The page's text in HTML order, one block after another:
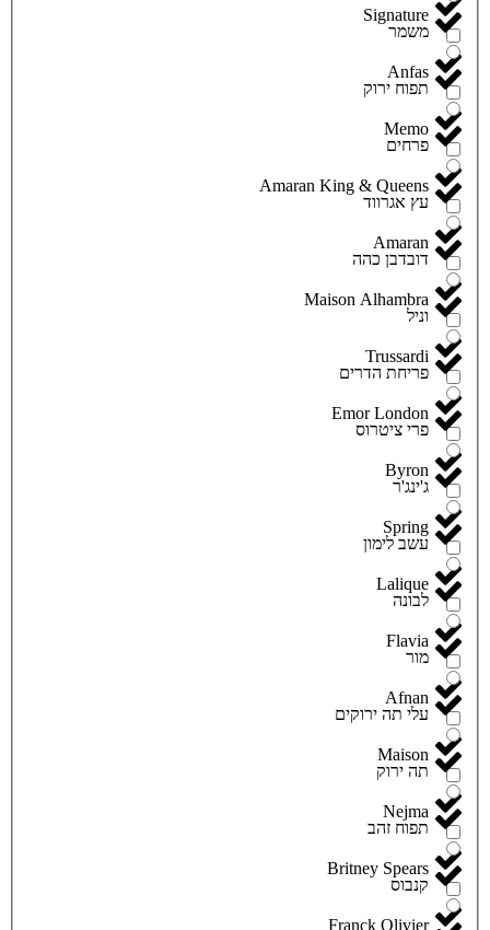
Signature
Anfas
Memo
Amaran King & Queens
Amaran
Maison Alhambra
Trussardi
Emor London
Byron
Spring
Lalique
Flavia
Afnan
Maison
Nejma
Britney Spears
Franck Olivier
משמר
תפוח ירוק
פרחים
עץ אגרווד
דובדבן כהה
וניל
פריחת הדרים
פרי ציטרוס
ג'ינג'ר
עשב לימון
לבונה
מור
עלי תה ירוקים
תה ירוק
תפוח זהב
קנבוס